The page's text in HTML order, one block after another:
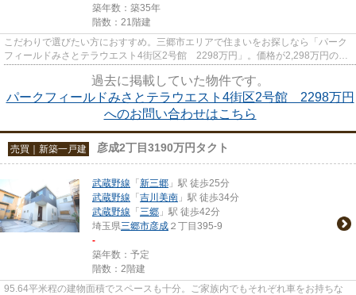
築年数：築35年
階数：21階建
こだわりで選びたい方におすすめ。三郷市エリアで住まいをお探しなら「パーク
フィールドみさとテラウエスト4街区2号館 2298万円」。価格が2,298万円の物
過去に掲載していた物件です。
パークフィールドみさとテラウエスト4街区2号館 2298万円
へのお問い合わせはこちら
売買｜新築一戸建 彦成2丁目3190万円タクト
武蔵野線 「 新三郷 」駅 徒歩25分
武蔵野線 「 吉川美南 」駅 徒歩34分
武蔵野線 「 三郷 」駅 徒歩42分
埼玉県三郷市彦成 ２丁目395-9
-
築年数：予定
階数：2階建
95.64平米程の建物面積でスペースも十分。ご家族内でもそれぞれ車をお持ちな